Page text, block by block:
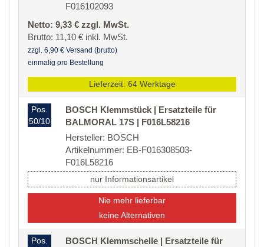
F016102093
Netto: 9,33 € zzgl. MwSt.
Brutto: 11,10 € inkl. MwSt.
zzgl. 6,90 € Versand (brutto)
einmalig pro Bestellung
Lieferzeit: 64 Werktage
Pos.
50/10
BOSCH Klemmstück | Ersatzteile für
BALMORAL 17S | F016L58216
Hersteller: BOSCH
Artikelnummer: EB-F016308503-
F016L58216
nur Informationsartikel
Nie mehr lieferbar
keine Alternativen
Pos.
BOSCH Klemmschelle | Ersatzteile für